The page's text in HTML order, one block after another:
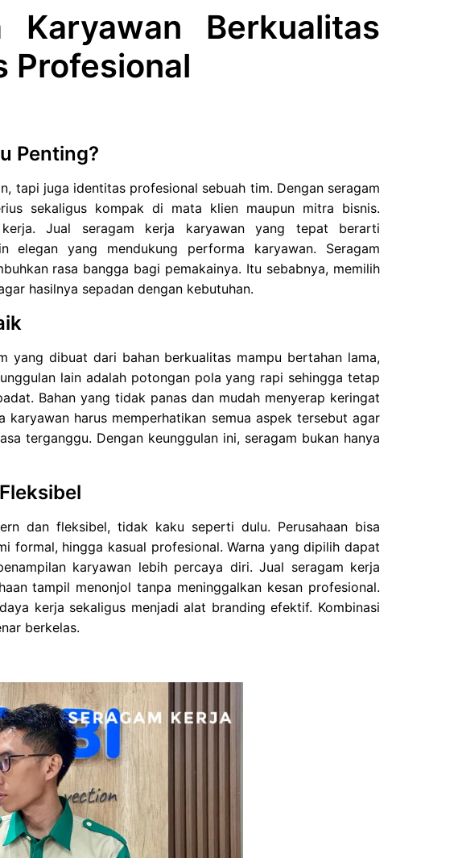
Berkualitas
Profesional
Penting?
tapi juga identitas profesional sebuah tim. Dengan seragam
sekaligus kompak di mata klien maupun mitra bisnis.
Jual seragam kerja karyawan yang tepat berarti
elegan yang mendukung performa karyawan. Seragam
rasa bangga bagi pemakainya. Itu sebabnya, memilih
hasilnya sepadan dengan kebutuhan.
yang dibuat dari bahan berkualitas mampu bertahan lama,
lain adalah potongan pola yang rapi sehingga tetap
Bahan yang tidak panas dan mudah menyerap keringat
harus memperhatikan semua aspek tersebut agar
terganggu. Dengan keunggulan ini, seragam bukan hanya
dan fleksibel, tidak kaku seperti dulu. Perusahaan bisa
formal, hingga kasual profesional. Warna yang dipilih dapat
karyawan lebih percaya diri. Jual seragam kerja
tampil menonjol tanpa meninggalkan kesan profesional.
kerja sekaligus menjadi alat branding efektif. Kombinasi
berkelas.